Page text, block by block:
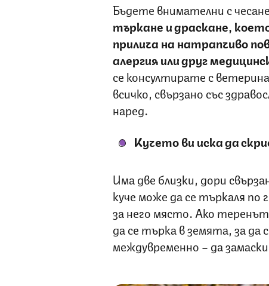
Бъдете внимателни с
търкане и драскане,
прилича на натрапчиво
алергия или друг
се консултирате с
всичко, свързано със
наред.
Кучето ви иска да
Има две близки, дори
куче може да се търкаля по
за него място. Ако
да се търка в земята, за да
междувременно – да